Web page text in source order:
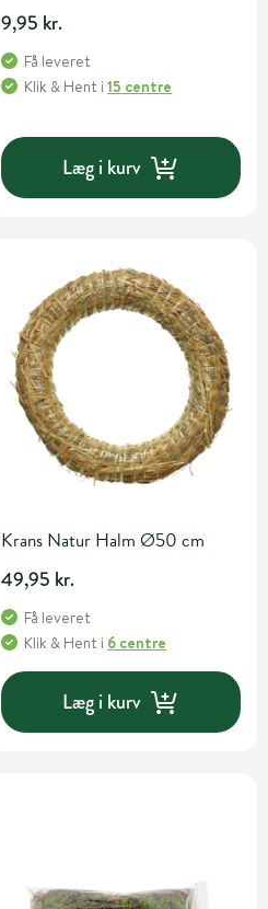
9,95 kr.
Få leveret
Klik & Hent i15 centre
Læg i kurv
Krans Natur Halm Ø50 cm
49,95 kr.
Få leveret
Klik & Hent i 6 centre
Læg i kurv